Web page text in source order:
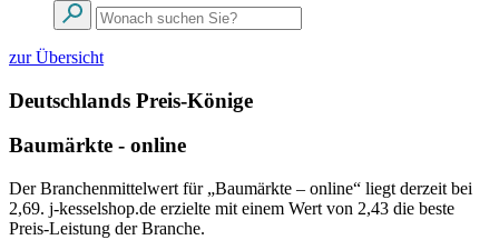
zur Übersicht
Deutschlands Preis-Könige
Baumärkte - online
Der Branchenmittelwert für „Baumärkte – online“ liegt derzeit bei
2,69. j-kesselshop.de erzielte mit einem Wert von 2,43 die beste
Preis-Leistung der Branche.